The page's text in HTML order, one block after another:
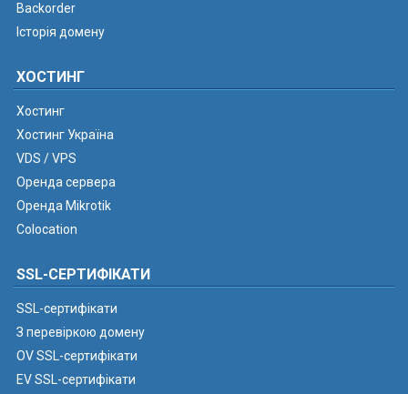
Backorder
Історія домену
ХОСТИНГ
Хостинг
Хостинг Україна
VDS / VPS
Оренда сервера
Оренда Mikrotik
Colocation
SSL-СЕРТИФІКАТИ
SSL-сертифікати
З перевіркою домену
OV SSL-сертифікати
EV SSL-сертифікати